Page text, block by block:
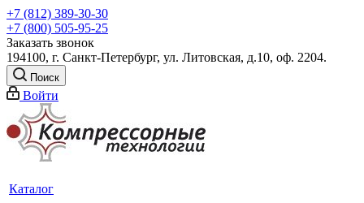
+7 (812) 389-30-30
+7 (800) 505-95-25
Заказать звонок
194100, г. Санкт-Петербург, ул. Литовская, д.10, оф. 2204.
Поиск
Войти
Каталог